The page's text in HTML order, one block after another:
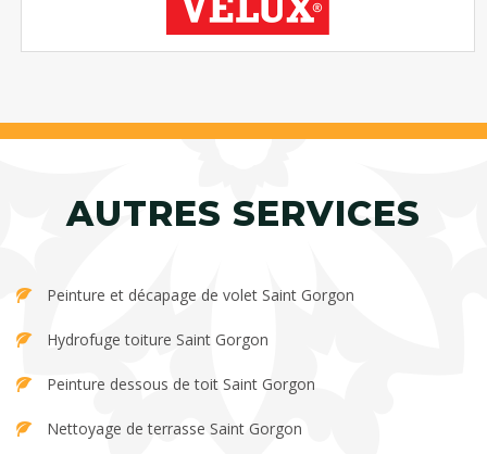
AUTRES SERVICES
Peinture et décapage de volet Saint Gorgon
Hydrofuge toiture Saint Gorgon
Peinture dessous de toit Saint Gorgon
Nettoyage de terrasse Saint Gorgon